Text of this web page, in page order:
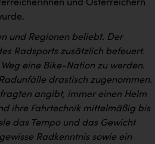
und Österreichern
und Regionen beliebt. Der
Radsports zusätzlich befeuert.
eine Bike-Nation zu werden.
drastisch zugenommen.
angibt, immer einen Helm
ihre Fahrtechnik mittelmäßig bis
das Tempo und das Gewicht
Radkenntnis sowie ein